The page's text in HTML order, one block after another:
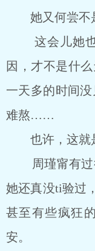
她又何尝不
这会儿她也
因，才不是什
一天多的时间
难熬……
也许，这就是
周瑾甯有过很
她还真没ti验过
甚至有些疯狂
安。